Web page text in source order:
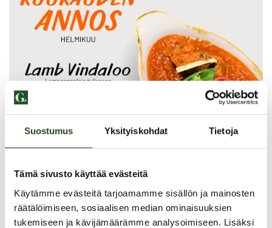
Suostumus Yksityiskohdat Tietoja
Tämä sivusto käyttää evästeitä
Käytämme evästeitä tarjoamamme sisällön ja mainosten
räätälöimiseen, sosiaalisen median ominaisuuksien
tukemiseen ja kävijämäärämme analysoimiseen. Lisäksi